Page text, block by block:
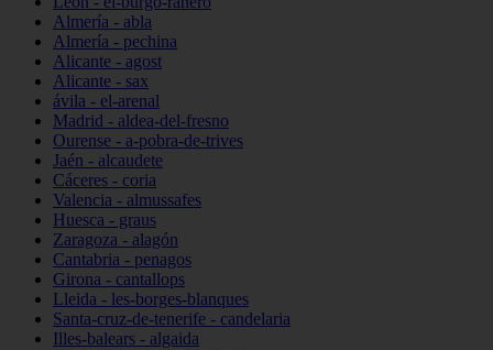
Almería - abla
Almería - pechina
Alicante - agost
Alicante - sax
ávila - el-arenal
Madrid - aldea-del-fresno
Ourense - a-pobra-de-trives
Jaén - alcaudete
Cáceres - coria
Valencia - almussafes
Huesca - graus
Zaragoza - alagón
Cantabria - penagos
Girona - cantallops
Lleida - les-borges-blanques
Santa-cruz-de-tenerife - candelaria
Illes-balears - algaida